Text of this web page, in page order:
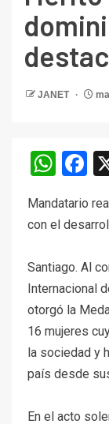
JANET
Mandatario
con el
Santiago. Al
Internacional
otorgó la
16 mujeres
la sociedad y
país desde
En el acto